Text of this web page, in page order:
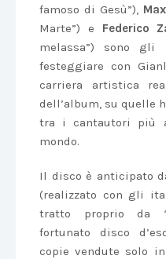
famoso di Gesù”),
Marte”) e Federico
melassa”) sono gli
festeggiare con
carriera artistica
dell’album, su quelle
tra i cantautori più
mondo.
Il disco è anticipato
(realizzato con gli
tratto proprio da
fortunato disco
copie vendute solo